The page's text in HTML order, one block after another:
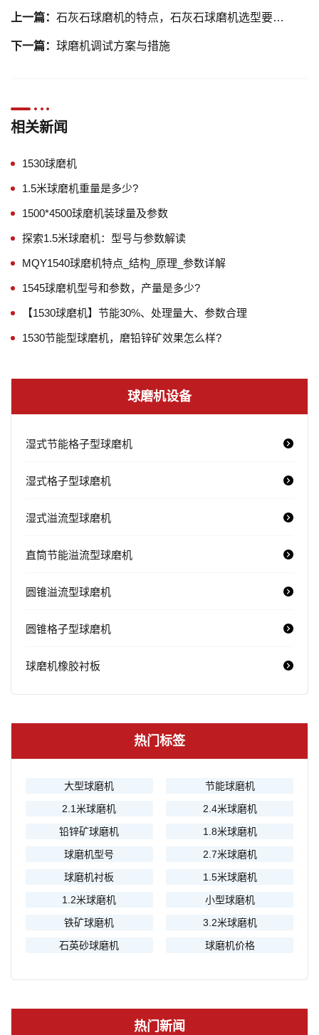
上一篇： 石灰石球磨机的特点，石灰石球磨机选型要看准这四点
下一篇： 球磨机调试方案与措施
相关新闻
1530球磨机
1.5米球磨机重量是多少?
1500*4500球磨机装球量及参数
探索1.5米球磨机：型号与参数解读
MQY1540球磨机特点_结构_原理_参数详解
1545球磨机型号和参数，产量是多少?
【1530球磨机】节能30%、处理量大、参数合理
1530节能型球磨机，磨铅锌矿效果怎么样?
球磨机设备
湿式节能格子型球磨机
湿式格子型球磨机
湿式溢流型球磨机
直筒节能溢流型球磨机
圆锥溢流型球磨机
圆锥格子型球磨机
球磨机橡胶衬板
热门标签
大型球磨机
节能球磨机
2.1米球磨机
2.4米球磨机
铅锌矿球磨机
1.8米球磨机
球磨机型号
2.7米球磨机
球磨机衬板
1.5米球磨机
1.2米球磨机
小型球磨机
铁矿球磨机
3.2米球磨机
石英砂球磨机
球磨机价格
热门新闻